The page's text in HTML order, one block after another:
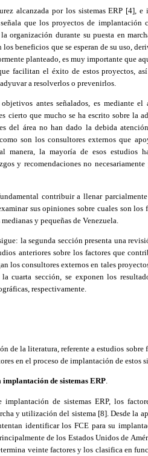
alcanzada por los sistemas ERP [4], e
que los proyectos de
organización durante su puesta en
beneficios que se esperan de su uso,
planteado, es muy importante que
facilitan el éxito de estos proyectos,
a resolverlos o prevenirlos.
antes señalados, es mediante
cierto que mucho se ha escrito sobre la
del área no han dado la debida
son los consultores externos que
manera, la mayoría de esos estudios
y recomendaciones no
contribuir a llenar
sus opiniones sobre cuales son
y pequeñas de Venezuela.
la segunda sección presenta una
anteriores sobre los factores que
los consultores externos en tales
cuarta sección, se exponen los
respectivamente.
de la literatura, referente a estudios
en el proceso de implantación de estos
de sistemas ERP.
de sistemas ERP, los
y utilización del sistema [8]. Desde la
identificar los FCE para su
de los Estados Unidos de
veinte factores y los clasifica en